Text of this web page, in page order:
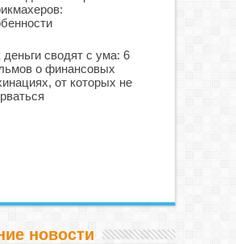
деньги сводят с ума: 6
о финансовых
от которых не
новости